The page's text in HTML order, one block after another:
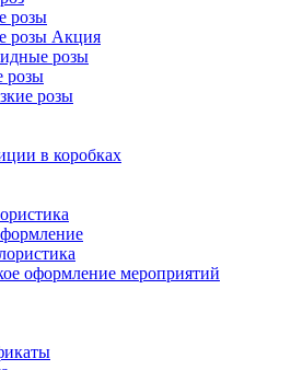
розы
розы Акция
розы
розы
розы
в коробках
оформление мероприятий